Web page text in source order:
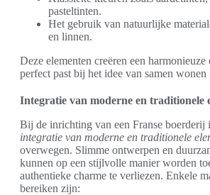
pasteltinten.
Het gebruik van natuurlijke
en linnen.
Deze elementen creëren een
perfect past bij het idee van samen wonen
Integratie van moderne en traditionele
Bij de inrichting van een Franse boerderij
integratie van moderne en traditionele
overwegen. Slimme ontwerpen en
kunnen op een stijlvolle manier worden
authentieke charme te verliezen. Enkele
bereiken zijn: